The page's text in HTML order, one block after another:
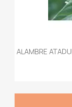
ALAMBRE